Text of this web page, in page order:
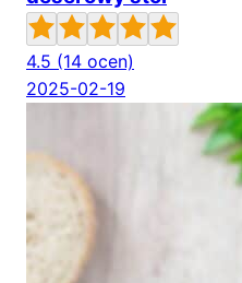
4.5 (14 ocen)
2025-02-19